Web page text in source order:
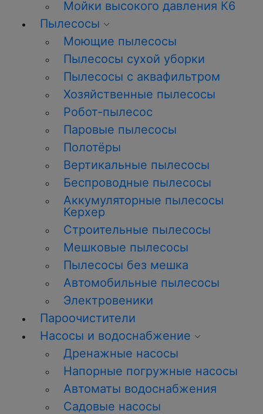
Мойки высокого давления К6
Пылесосы
Моющие пылесосы
Пылесосы сухой уборки
Пылесосы с аквафильтром
Хозяйственные пылесосы
Робот-пылесос
Паровые пылесосы
Полотёры
Вертикальные пылесосы
Беспроводные пылесосы
Аккумуляторные пылесосы
Керхер
Строительные пылесосы
Мешковые пылесосы
Пылесосы без мешка
Автомобильные пылесосы
Электровеники
Пароочистители
Насосы и водоснабжение
Дренажные насосы
Напорные погружные насосы
Автоматы водоснабжения
Садовые насосы